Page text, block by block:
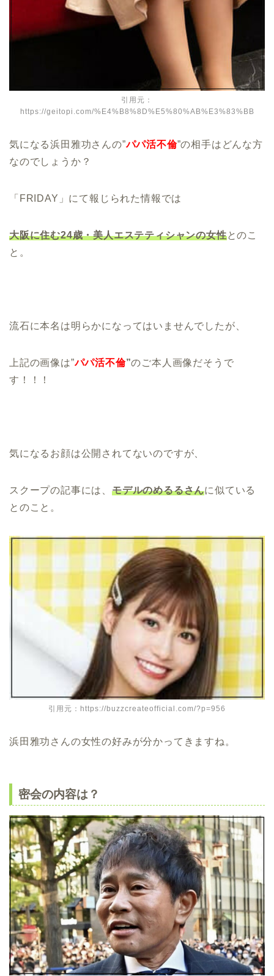
引用元：
https://geitopi.com/%E4%B8%8D%E5%80%AB%E3%83%BB
気になる浜田雅功さんの”パパ活不倫”の相手はどんな方
なのでしょうか？
「FRIDAY」にて報じられた情報では
大阪に住む24歳・美人エステティシャンの女性とのこ
と。
流石に本名は明らかになってはいませんでしたが、
上記の画像は”パパ活不倫”のご本人画像だそうで
す！！！
気になるお顔は公開されてないのですが、
スクープの記事には、 モデルのめるるさんに似ている
とのこと。
引用元：https://buzzcreateofficial.com/?p=956
浜田雅功さんの女性の好みが分かってきますね。
密会の内容は？